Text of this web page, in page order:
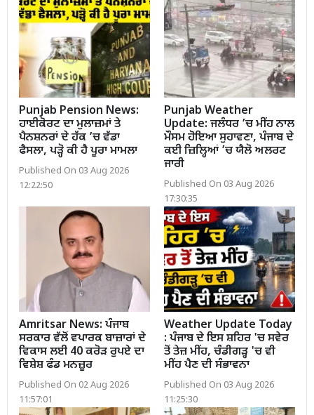
Punjab Pension News:
ਹਾਈਕੋਰਟ ਦਾ ਮੁਲਾਜ਼ਮਾਂ ਤੇ
ਪੈਨਸ਼ਨਰਾਂ ਦੇ ਹੱਕ ’ਚ ਵੱਡਾ
ਫੈਸਲਾ, ਪੜ੍ਹੋ ਕੀ ਹੈ ਪੂਰਾ ਮਾਮਲਾ
Published On 03 Aug 2026
12:22:50
Punjab Weather
Update: ਜਲੰਧਰ ’ਚ ਮੀਂਹ ਨਾਲ
ਮੌਸਮ ਹੋਇਆ ਸੁਹਾਵਣਾ, ਪੰਜਾਬ ਦੇ
ਕਈ ਜ਼ਿਲ੍ਹਿਆਂ ’ਚ ਯੈਲੋ ਅਲਰਟ
ਜਾਰੀ
Published On 03 Aug 2026
17:30:35
Amritsar News: ਪੰਜਾਬ
ਸਰਕਾਰ ਵੱਲੋਂ ਵਪਾਰਕ ਬਾਜ਼ਾਰਾਂ ਦੇ
ਵਿਕਾਸ ਲਈ 40 ਕਰੋੜ ਰੁਪਏ ਦਾ
ਵਿਸ਼ੇਸ਼ ਫੰਡ ਮਨਜ਼ੂਰ
Published On 02 Aug 2026
11:57:01
Weather Update Today
: ਪੰਜਾਬ ਦੇ ਇਸ ਸ਼ਹਿਰ 'ਚ ਸਵੇਰ
ਤੋਂ ਤੇਜ਼ ਮੀਂਹ, ਚੰਡੀਗੜ੍ਹ 'ਚ ਵੀ
ਮੀਂਹ ਪੈਣ ਦੀ ਸੰਭਾਵਨਾ
Published On 03 Aug 2026
11:25:30